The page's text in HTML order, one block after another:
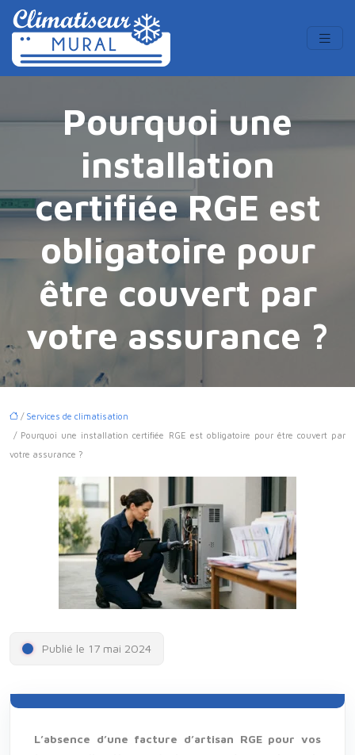
Pourquoi une
installation
certifiée RGE est
obligatoire pour
être couvert par
votre assurance ?
/ Services de climatisation
/ Pourquoi une installation certifiée RGE est obligatoire pour être couvert par
votre assurance ?
Publié le 17 mai 2024
L’absence d’une facture d’artisan RGE pour vos